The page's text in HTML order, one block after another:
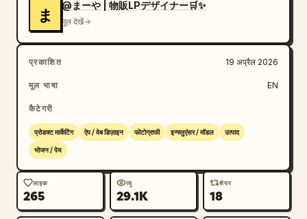
感肌対応"]
      "position": "नीचे-दाएं",
      "industry": "फिटनेस",
      "product": "'MOVE' नामक पर्सनल जिम",
सेटिंग, स्पोर्टी",
      "headline": "
私を、アップデートする場所。 ",
      "pricing": "मासिक
येन~",
      "feature_hexagons_count": 3,
ま
@まーや | 物販LPデザイナー🛒✨
मूल देखें
प्रकाशित 19 अप्रैल 2026
मूल भाषा EN
कैटेगरी
प्रोडक्ट मार्केटिंग ऐप / वेब डिज़ाइन फोटोग्राफी इन्फ्लुएंसर / मॉडल उत्पाद
भोजन / पेय
लाइक
265
व्यू
29.1K
शेयर
18